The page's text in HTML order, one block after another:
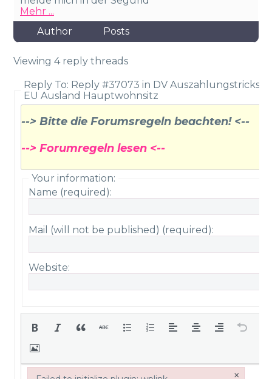
Mehr ...
Author
Posts
Viewing 4 reply threads
Reply To: Reply #37073 in DV Auszahlungstricks
EU Ausland Hauptwohnsitz
--> Bitte die Forumsregeln beachten! <--
--> Forumregeln lesen <--
Your information:
Name (required):
Mail (will not be published) (required):
Website:
×